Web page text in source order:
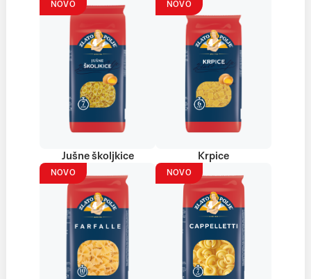
NOVO
Jušne školjkice
NOVO
Krpice
NOVO NOVO